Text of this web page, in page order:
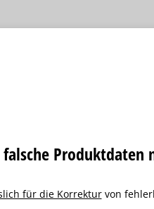
Produktdaten
für die Korrekturvon